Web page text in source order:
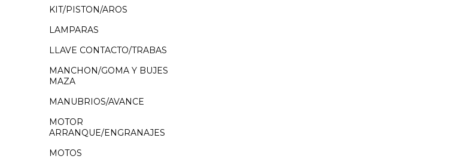
KIT/PISTON/AROS
LAMPARAS
LLAVE CONTACTO/TRABAS
MANCHON/GOMA Y BUJES
MAZA
MANUBRIOS/AVANCE
MOTOR
ARRANQUE/ENGRANAJES
MOTOS